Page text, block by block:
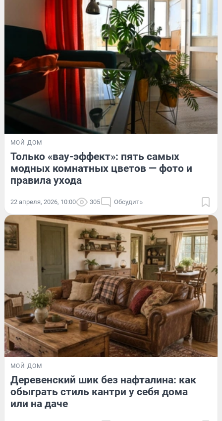
МОЙ ДОМ
Только «вау-эффект»: пять самых
модных комнатных цветов — фото и
правила ухода
22 апреля, 2026, 10:00 305 Обсудить
МОЙ ДОМ
Деревенский шик без нафталина: как
обыграть стиль кантри у себя дома
или на даче